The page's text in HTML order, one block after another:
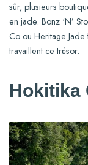
sûr, plusieurs
en jade. Bonz ‘N’
Co ou Heritage
travaillent ce trésor.
Hokitika